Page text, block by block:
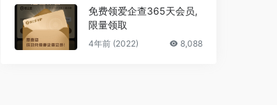
免费领爱企查365天会员,
限量领取
4年前 (2022) 8,088